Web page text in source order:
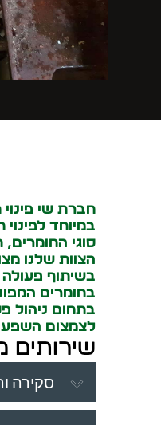
חברת שי
במיוחד
סוגי
הצוות שלנו
בשיתוף פעולה
בחומרים
בתחום ניהול
לצמצום
שירותים
סקירה